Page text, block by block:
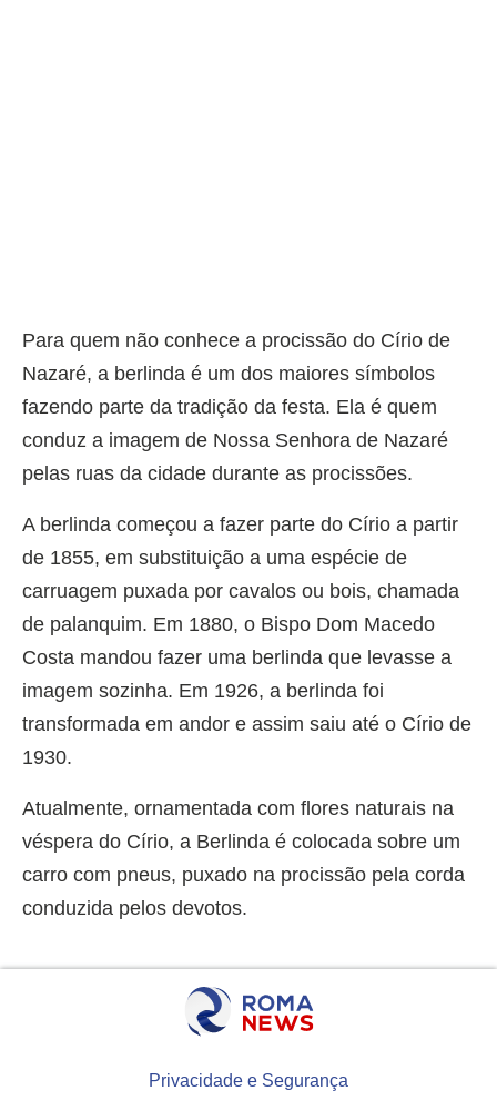
Para quem não conhece a procissão do Círio de
Nazaré, a berlinda é um dos maiores símbolos
fazendo parte da tradição da festa. Ela é quem
conduz a imagem de Nossa Senhora de Nazaré
pelas ruas da cidade durante as procissões.
A berlinda começou a fazer parte do Círio a partir
de 1855, em substituição a uma espécie de
carruagem puxada por cavalos ou bois, chamada
de palanquim. Em 1880, o Bispo Dom Macedo
Costa mandou fazer uma berlinda que levasse a
imagem sozinha. Em 1926, a berlinda foi
transformada em andor e assim saiu até o Círio de
1930.
Atualmente, ornamentada com flores naturais na
véspera do Círio, a Berlinda é colocada sobre um
carro com pneus, puxado na procissão pela corda
conduzida pelos devotos.
Privacidade e Segurança